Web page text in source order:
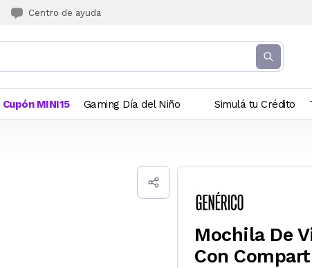
Centro de ayuda
Cupón MINI15 Gaming Día del Niño Simulá tu Crédito
Mochila De
Con